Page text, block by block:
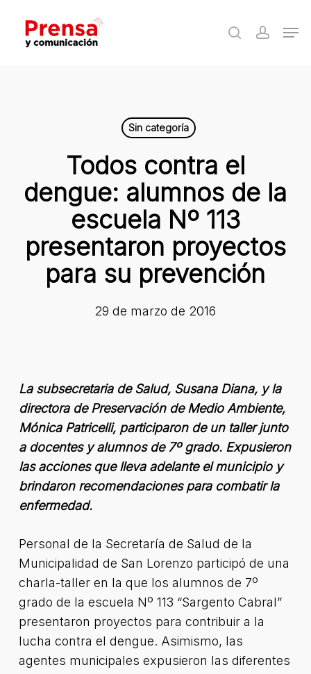
main
search
Sin categoría
Todos contra el
dengue: alumnos de la
escuela Nº 113
presentaron proyectos
para su prevención
29 de marzo de 2016
La subsecretaria de Salud, Susana Diana, y la
directora de Preservación de Medio Ambiente,
Mónica Patricelli, participaron de un taller junto
a docentes y alumnos de 7º grado. Expusieron
las acciones que lleva adelante el municipio y
brindaron recomendaciones para combatir la
enfermedad.
Personal de la Secretaría de Salud de la
Municipalidad de San Lorenzo participó de una
charla-taller en la que los alumnos de 7º
grado de la escuela Nº 113 “Sargento Cabral”
presentaron proyectos para contribuir a la
lucha contra el dengue. Asimismo, las
agentes municipales expusieron las diferentes